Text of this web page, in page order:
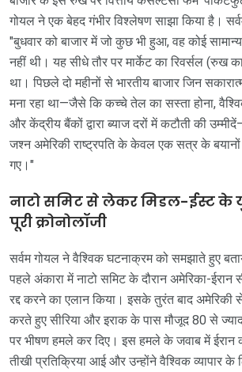
गोयल ने एक बेहद गंभीर विश्लेषण साझा किया है।
"बुधवार को बाजार में जो कुछ भी हुआ, वह कोई
नहीं थी। यह सीधे तौर पर मार्केट का रिवर्सल (रुख
था। पिछले दो महीनों से भारतीय बाजार जिन
मना रहा था—जैसे कि कच्चे तेल का सस्ता होना,
और केंद्रीय बैंकों द्वारा ब्याज दरों में कटौती की
जश्न अमेरिकी राष्ट्रपति के केवल एक सत्र के बयानों
गए।"
नाटो समिट से लेकर मिडल-ईस्ट के
पूरी क्रोनोलॉजी
सर्वम गोयल ने वैश्विक घटनाक्रम को समझाते हुए
पहले अंकारा में नाटो समिट के दौरान अमेरिका-
रद्द करने का एलान किया। इसके तुरंत बाद अमेरिकी
करते हुए सीरिया और इराक के पास मौजूद 80 से
पर भीषण हमले कर दिए। इस हमले के जवाब में ईरान
तीखी प्रतिक्रिया आई और उन्होंने वैश्विक व्यापार